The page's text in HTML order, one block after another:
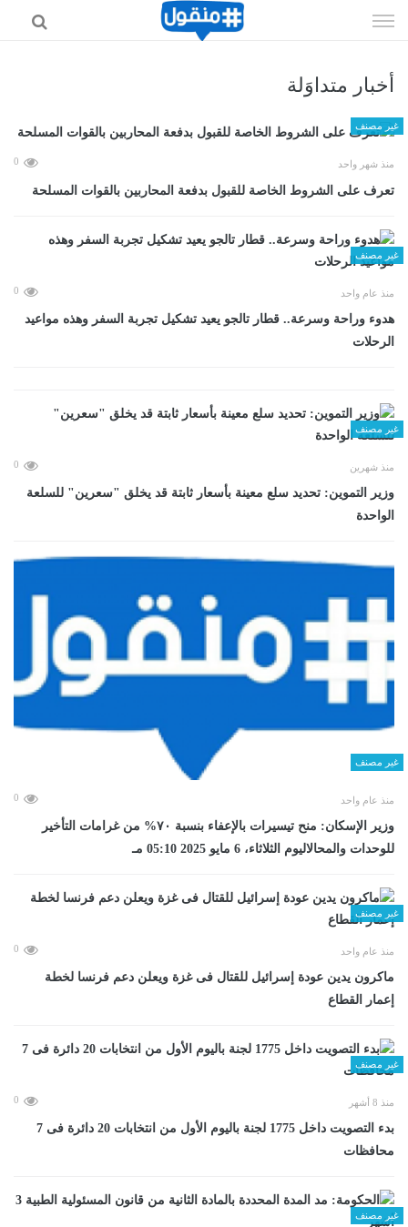
الى
أخبار متداوَلة
غير مصنف
منذ شهر واحد 0
تعرف على الشروط الخاصة للقبول بدفعة المحاربين بالقوات المسلحة
غير مصنف
منذ عام واحد 0
هدوء وراحة وسرعة.. قطار تالجو يعيد تشكيل تجربة السفر وهذه مواعيد
الرحلات
غير مصنف
منذ شهرين 0
وزير التموين: تحديد سلع معينة بأسعار ثابتة قد يخلق "سعرين" للسلعة
الواحدة
غير مصنف
منذ عام واحد 0
وزير الإسكان: منح تيسيرات بالإعفاء بنسبة ٧٠% من غرامات التأخير
للوحدات والمحالاليوم الثلاثاء، 6 مايو 2025 05:10 مـ
غير مصنف
منذ عام واحد 0
ماكرون يدين عودة إسرائيل للقتال فى غزة ويعلن دعم فرنسا لخطة
إعمار القطاع
غير مصنف
منذ 8 أشهر 0
بدء التصويت داخل 1775 لجنة باليوم الأول من انتخابات 20 دائرة فى 7
محافظات
غير مصنف